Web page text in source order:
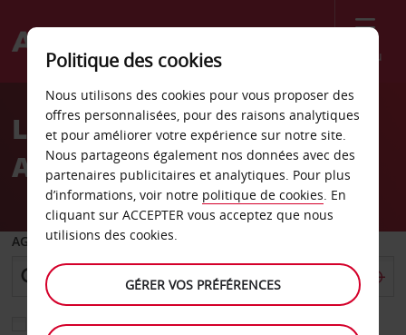
Menu
Welcome
AvisLocation de voiture
Aéroport d’Eugene
AGENCE DE DÉPART
Sélectionnez une autre agence de retour
Politique des cookies
Nous utilisons des cookies pour vous proposer des
offres personnalisées, pour des raisons analytiques
et pour améliorer votre expérience sur notre site.
Nous partageons également nos données avec des
partenaires publicitaires et analytiques. Pour plus
d’informations, voir notre politique de cookies. En
cliquant sur ACCEPTER vous acceptez que nous
utilisions des cookies.
GÉRER VOS PRÉFÉRENCES